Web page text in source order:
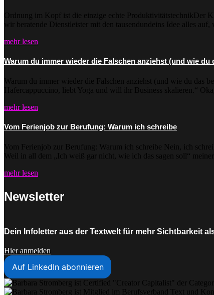
Ordnung im Kopf ist die einzige echte ProduktivitätstechnikDer
wir beratende Dienstleister mit den tausendundeins Idee alles auf,
mehr lesen
Warum du immer wieder die Falschen anziehst (und wie du
Warum du immer wieder die Falschen anziehst (und wie du das
Hafercappuccino, liebt Yoga und will ihr Business skalieren.“
mehr lesen
Vom Ferienjob zur Berufung: Warum ich schreibe
Vom Ferienjob zur Berufung: Warum ich schreibe Nein, ich
Weil in all dem „Ich weiß gar nicht, wie ich das sagen soll“ meiner
mehr lesen
Newsletter
Dein Infoletter aus der Textwelt für mehr Sichtbarkeit
Hier anmelden
Auf LinkedIn abonnieren